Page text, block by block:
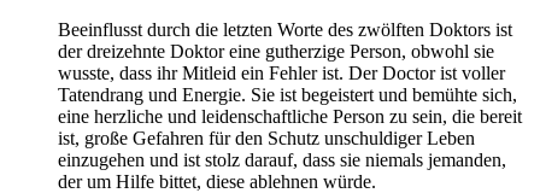
Beeinflusst durch die letzten Worte des zwölften Doktors ist
der dreizehnte Doktor eine gutherzige Person, obwohl sie
wusste, dass ihr Mitleid ein Fehler ist. Der Doctor ist voller
Tatendrang und Energie. Sie ist begeistert und bemühte sich,
eine herzliche und leidenschaftliche Person zu sein, die bereit
ist, große Gefahren für den Schutz unschuldiger Leben
einzugehen und ist stolz darauf, dass sie niemals jemanden,
der um Hilfe bittet, diese ablehnen würde.